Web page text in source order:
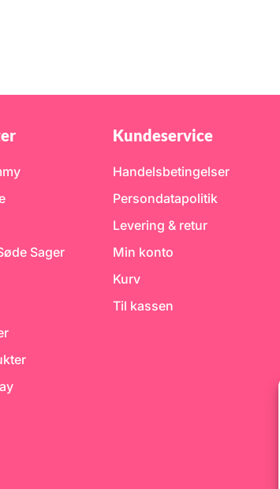
Sager
Kundeservice
Handelsbetingelser
Persondatapolitik
Levering & retur
Min konto
Kurv
Til kassen